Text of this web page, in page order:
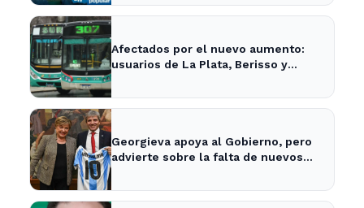
Afectados por el nuevo aumento:
usuarios de La Plata, Berisso y
altas en el transporte público
Georgieva apoya al Gobierno, pero
advierte sobre la falta de nuevos